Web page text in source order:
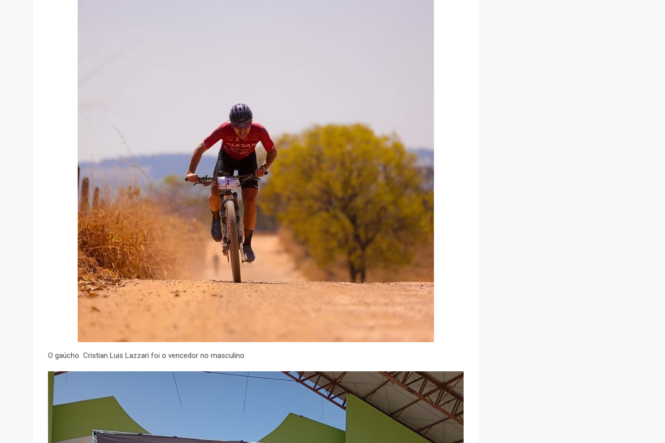
O gaúcho Cristian Luis Lazzari foi o vencedor no masculino